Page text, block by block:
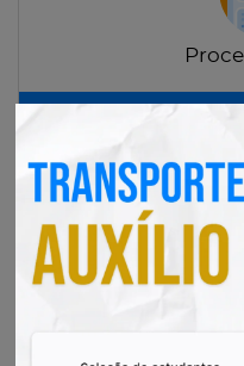
Radar